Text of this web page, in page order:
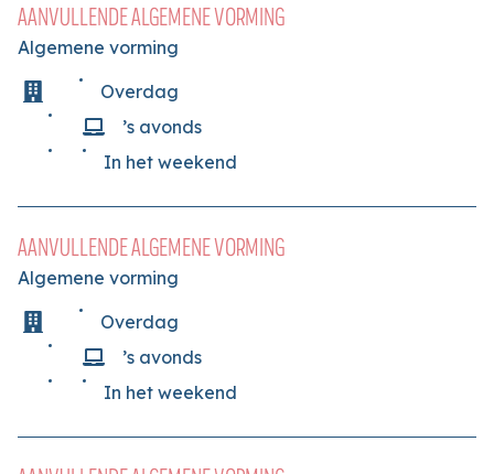
AANVULLENDE ALGEMENE VORMING
Algemene vorming
Overdag
’s avonds
In het weekend
AANVULLENDE ALGEMENE VORMING
Algemene vorming
Overdag
’s avonds
In het weekend